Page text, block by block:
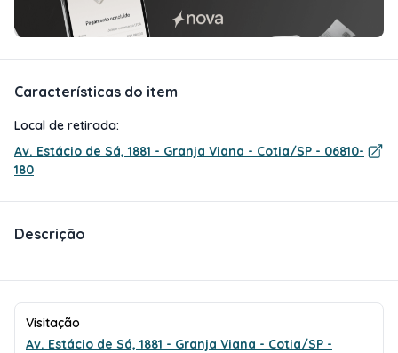
Características do item
Local de retirada:
Av. Estácio de Sá, 1881 - Granja Viana - Cotia/SP - 06810-
180
Descrição
Visitação
Av. Estácio de Sá, 1881 - Granja Viana - Cotia/SP -